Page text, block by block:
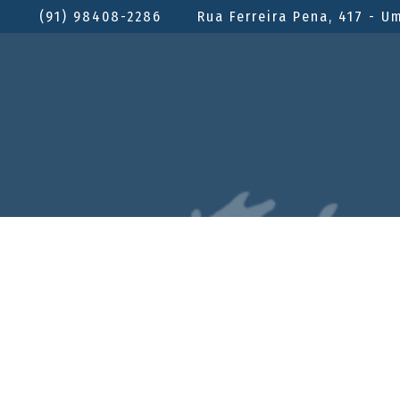
(91) 98408-2286 Rua Ferreira Pena, 417 -